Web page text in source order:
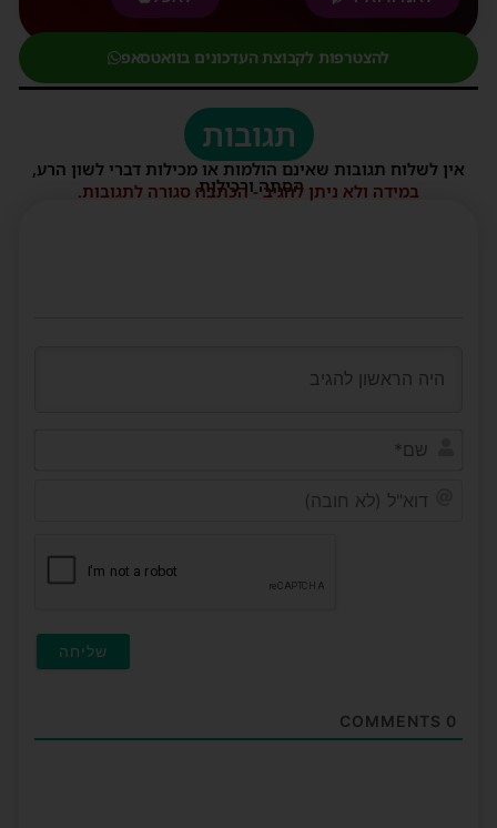
להצטרפות לקבוצת העדכונים בוואטסאפ
תגובות
אין לשלוח תגובות שאינם הולמות או מכילות דברי לשון הרע,
הסתה ורכילות.
במידה ולא ניתן להגיב - הכתבה סגורה לתגובות.
0